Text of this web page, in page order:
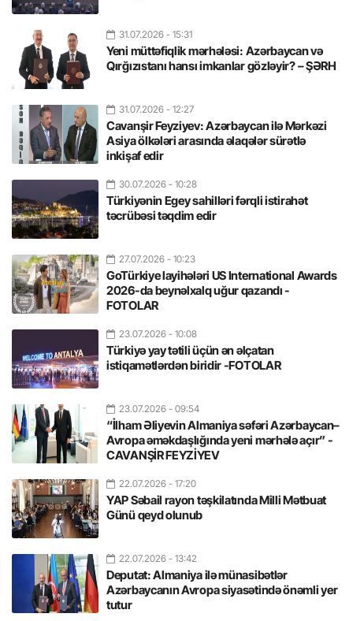
31.07.2026 - 15:31
Yeni müttəfiqlik mərhələsi: Azərbaycan və
Qırğızıstanı hansı imkanlar gözləyir? – ŞƏRH
31.07.2026 - 12:27
Cavanşir Feyziyev: Azərbaycan ilə Mərkəzi
Asiya ölkələri arasında əlaqələr sürətlə
inkişaf edir
30.07.2026 - 10:28
Türkiyənin Egey sahilləri fərqli istirahət
təcrübəsi təqdim edir
27.07.2026 - 10:23
GoTürkiye layihələri US International Awards
2026-da beynəlxalq uğur qazandı -
FOTOLAR
23.07.2026 - 10:08
Türkiyə yay tətili üçün ən əlçatan
istiqamətlərdən biridir -FOTOLAR
23.07.2026 - 09:54
“İlham Əliyevin Almaniya səfəri Azərbaycan–
Avropa əməkdaşlığında yeni mərhələ açır” -
CAVANŞİR FEYZİYEV
22.07.2026 - 17:20
YAP Səbail rayon təşkilatında Milli Mətbuat
Günü qeyd olunub
22.07.2026 - 13:42
Deputat: Almaniya ilə münasibətlər
Azərbaycanın Avropa siyasətində önəmli yer
tutur